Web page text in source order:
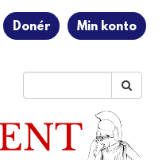
Donér Min konto